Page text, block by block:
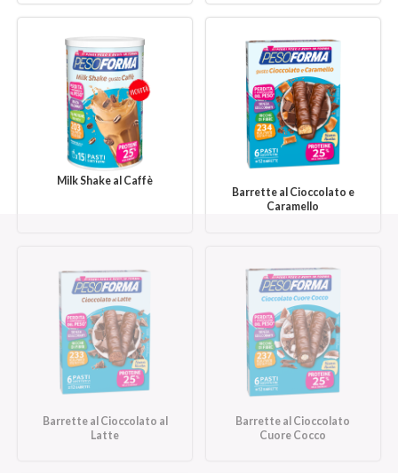
Milk Shake al Caffè
Barrette al Cioccolato e
Caramello
Barrette al Cioccolato al
Latte
Barrette al Cioccolato
Cuore Cocco